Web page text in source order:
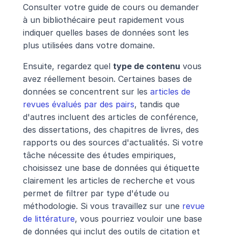
Consulter votre guide de cours ou demander
à un bibliothécaire peut rapidement vous
indiquer quelles bases de données sont les
plus utilisées dans votre domaine.
Ensuite, regardez quel type de contenu vous
avez réellement besoin. Certaines bases de
données se concentrent sur les articles de
revues évalués par des pairs, tandis que
d'autres incluent des articles de conférence,
des dissertations, des chapitres de livres, des
rapports ou des sources d'actualités. Si votre
tâche nécessite des études empiriques,
choisissez une base de données qui étiquette
clairement les articles de recherche et vous
permet de filtrer par type d'étude ou
méthodologie. Si vous travaillez sur une revue
de littérature, vous pourriez vouloir une base
de données qui inclut des outils de citation et